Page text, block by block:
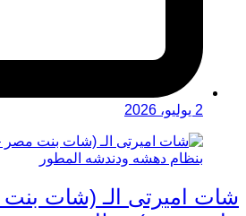
2 يوليو، 2026
شات اميرتى الـ (شات